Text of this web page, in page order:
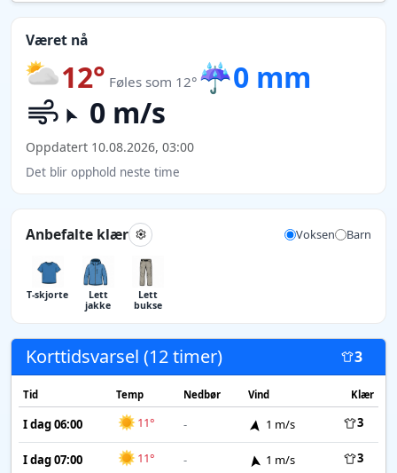
Været nå
12° Føles som 12° ☔0 mm
0 m/s
Oppdatert 10.08.2026, 03:00
Det blir opphold neste time
Anbefalte klær Voksen Barn
T-skjorte
Lett
jakke
Lett
bukse
Korttidsvarsel (12 timer) 3
Tid Temp Nedbør Vind Klær
I dag 06:00 11° - 1 m/s 3
I dag 07:00 11° - 1 m/s 3